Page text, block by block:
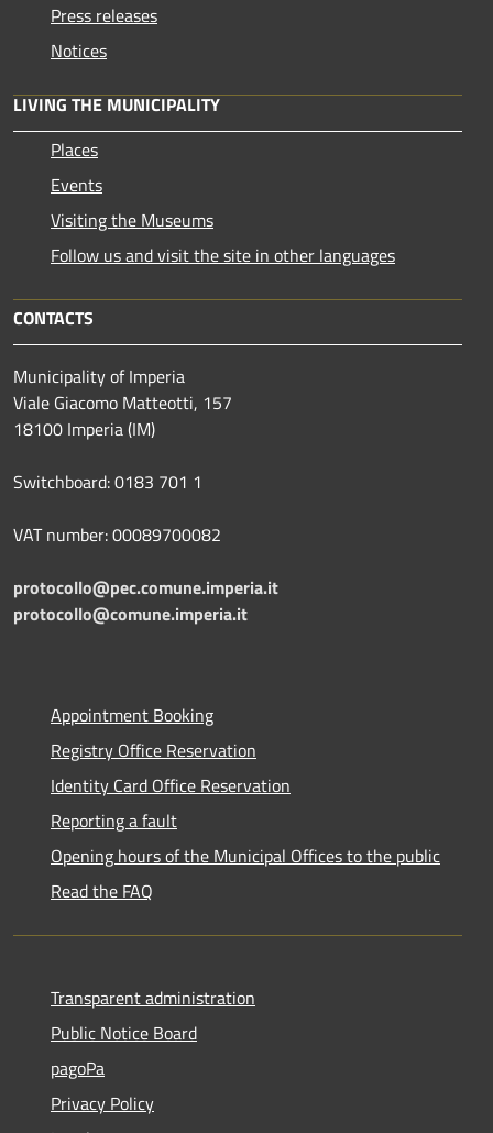
Press releases
Notices
LIVING THE MUNICIPALITY
Places
Events
Visiting the Museums
Follow us and visit the site in other languages
CONTACTS
Municipality of Imperia
Viale Giacomo Matteotti, 157
18100 Imperia (IM)
Switchboard: 0183 701 1
VAT number: 00089700082
protocollo@pec.comune.imperia.it
protocollo@comune.imperia.it
Appointment Booking
Registry Office Reservation
Identity Card Office Reservation
Reporting a fault
Opening hours of the Municipal Offices to the public
Read the FAQ
Transparent administration
Public Notice Board
pagoPa
Privacy Policy